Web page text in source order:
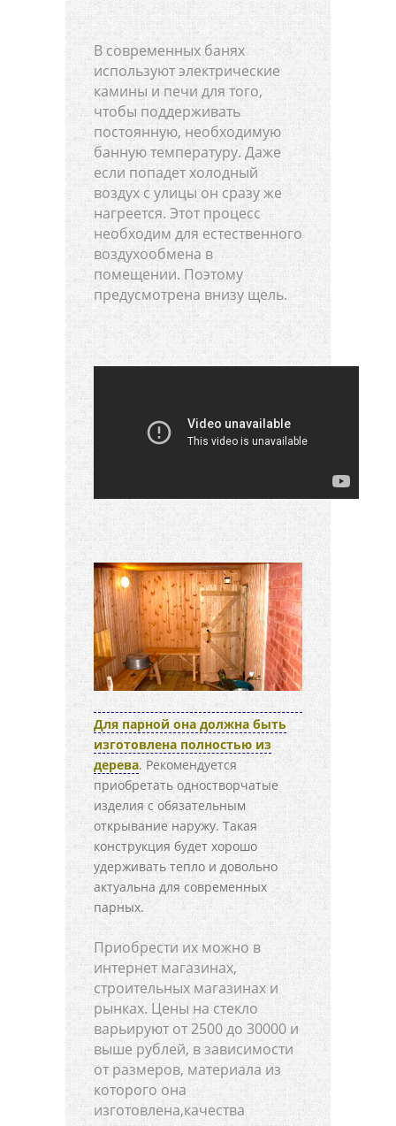
В современных банях
используют электрические
камины и печи для того,
чтобы поддерживать
постоянную, необходимую
банную температуру. Даже
если попадет холодный
воздух с улицы он сразу же
нагреется. Этот процесс
необходим для естественного
воздухообмена в
помещении. Поэтому
предусмотрена внизу щель.
Для парной она должна быть
изготовлена полностью из
дерева. Рекомендуется
приобретать одностворчатые
изделия с обязательным
открывание наружу. Такая
конструкция будет хорошо
удерживать тепло и довольно
актуальна для современных
парных.
Приобрести их можно в
интернет магазинах,
строительных магазинах и
рынках. Цены на стекло
варьируют от 2500 до 30000 и
выше рублей, в зависимости
от размеров, материала из
которого она
изготовлена,качества